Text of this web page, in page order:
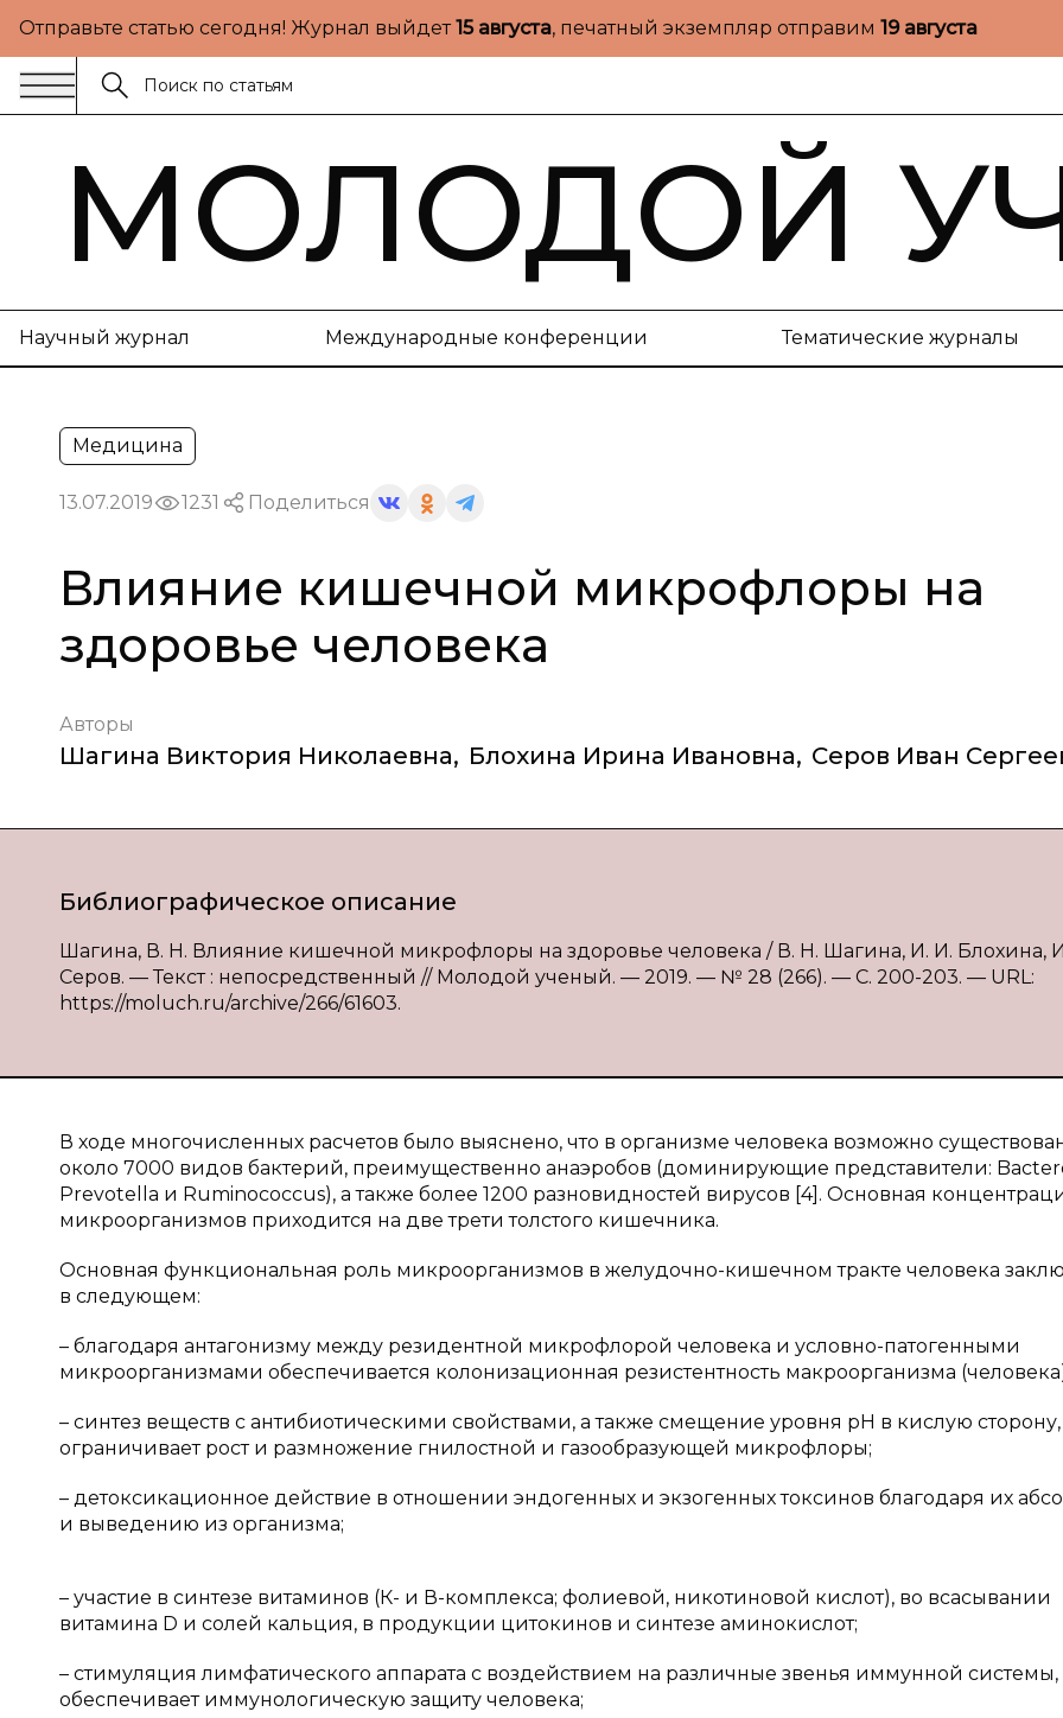
Отправьте статью сегодня! Журнал выйдет15 августа, печатный экземпляр отправим 19 августа
МОЛОДОЙ
Научный журнал Международные конференции Тематические журналы
Медицина
13.07.2019 1231 Поделиться
Влияние кишечной микрофлоры на
здоровье человека
Авторы
Шагина Виктория Николаевна, Блохина Ирина Ивановна, Серов Иван
Библиографическое описание
Шагина, В. Н. Влияние кишечной микрофлоры на здоровье человека / В. Н. Шагина, И. И. Блохина,
Серов. — Текст : непосредственный // Молодой ученый. — 2019. — № 28 (266). — С. 200-203. — URL:
https://moluch.ru/archive/266/61603.
В ходе многочисленных расчетов было выяснено, что в организме человека возможно
около 7000 видов бактерий, преимущественно анаэробов (доминирующие представители:
Prevotella и Ruminococcus), а также более 1200 разновидностей вирусов [4]. Основная
микроорганизмов приходится на две трети толстого кишечника.
Основная функциональная роль микроорганизмов в желудочно-кишечном тракте человека
в следующем:
– благодаря антагонизму между резидентной микрофлорой человека и условно-патогенными
микроорганизмами обеспечивается колонизационная резистентность макроорганизма
– синтез веществ с антибиотическими свойствами, а также смещение уровня рН в кислую сторону,
ограничивает рост и размножение гнилостной и газообразующей микрофлоры;
– детоксикационное действие в отношении эндогенных и экзогенных токсинов благодаря их
и выведению из организма;
– участие в синтезе витаминов (К- и В-комплекса; фолиевой, никотиновой кислот), во всасывании
витамина D и солей кальция, в продукции цитокинов и синтезе аминокислот;
– стимуляция лимфатического аппарата с воздействием на различные звенья иммунной системы,
обеспечивает иммунологическую защиту человека;